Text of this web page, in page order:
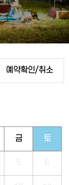
예약확인/취소
금 토
5 6